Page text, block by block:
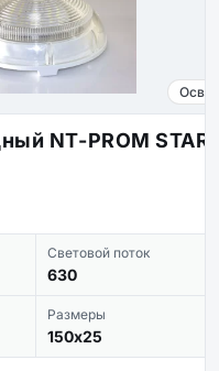
NT-PROM
Световой поток
630
Размеры
150х25